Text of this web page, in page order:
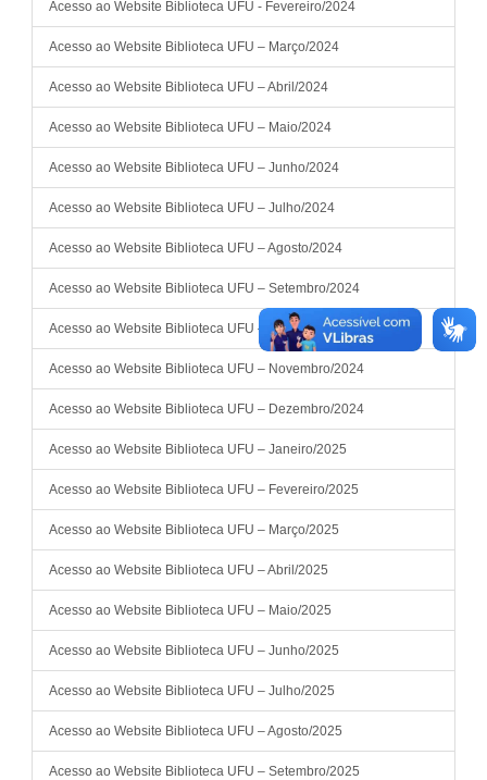
Acesso ao Website Biblioteca UFU - Fevereiro/2024
Acesso ao Website Biblioteca UFU – Março/2024
Acesso ao Website Biblioteca UFU – Abril/2024
Acesso ao Website Biblioteca UFU – Maio/2024
Acesso ao Website Biblioteca UFU – Junho/2024
Acesso ao Website Biblioteca UFU – Julho/2024
Acesso ao Website Biblioteca UFU – Agosto/2024
Acesso ao Website Biblioteca UFU – Setembro/2024
Acesso ao Website Biblioteca UFU – Outubro/2024
Acesso ao Website Biblioteca UFU – Novembro/2024
Acesso ao Website Biblioteca UFU – Dezembro/2024
Acesso ao Website Biblioteca UFU – Janeiro/2025
Acesso ao Website Biblioteca UFU – Fevereiro/2025
Acesso ao Website Biblioteca UFU – Março/2025
Acesso ao Website Biblioteca UFU – Abril/2025
Acesso ao Website Biblioteca UFU – Maio/2025
Acesso ao Website Biblioteca UFU – Junho/2025
Acesso ao Website Biblioteca UFU – Julho/2025
Acesso ao Website Biblioteca UFU – Agosto/2025
Acesso ao Website Biblioteca UFU – Setembro/2025